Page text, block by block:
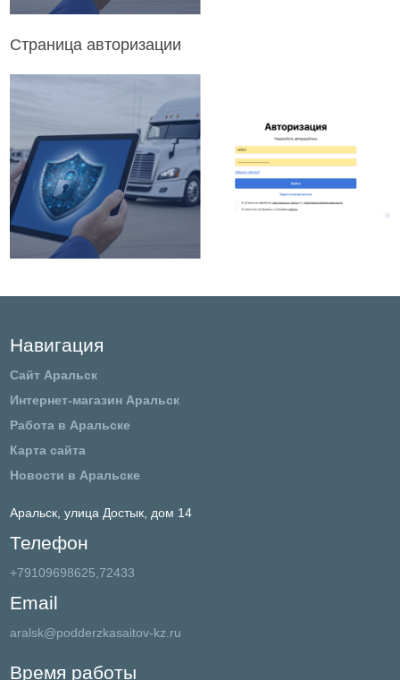
Страница авторизации
Навигация
Сайт Аральск
Интернет-магазин Аральск
Работа в Аральске
Карта сайта
Новости в Аральске
Аральск, улица Достык, дом 14
Телефон
+79109698625,72433
Email
aralsk@podderzkasaitov-kz.ru
Время работы